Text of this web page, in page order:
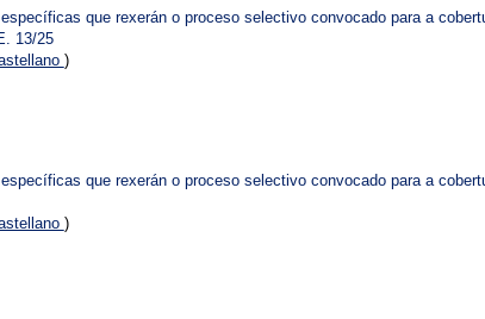
que rexerán o proceso selectivo convocado para a
13/25
)
que rexerán o proceso selectivo convocado para a
)